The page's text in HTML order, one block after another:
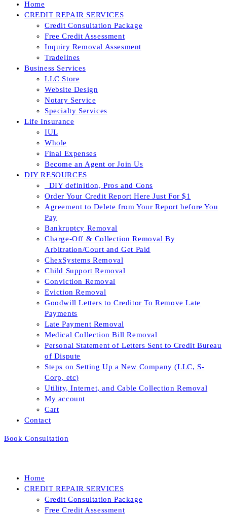
Home
CREDIT REPAIR SERVICES
Credit Consultation Package
Free Credit Assessment
Inquiry Removal Assesment
Tradelines
Business Services
LLC Store
Website Design
Notary Service
Specialty Services
Life Insurance
IUL
Whole
Final Expenses
Become an Agent or Join Us
DIY RESOURCES
_DIY definition, Pros and Cons
Order Your Credit Report Here Just For $1
Agreement to Delete from Your Report before You
Pay
Bankruptcy Removal
Charge-Off & Collection Removal By
Arbitration/Court and Get Paid
ChexSystems Removal
Child Support Removal
Conviction Removal
Eviction Removal
Goodwill Letters to Creditor To Remove Late
Payments
Late Payment Removal
Medical Collection Bill Removal
Personal Statement of Letters Sent to Credit Bureau
of Dispute
Steps on Setting Up a New Company (LLC, S-
Corp, etc)
Utility, Internet, and Cable Collection Removal
My account
Cart
Contact
Book Consultation
Home
CREDIT REPAIR SERVICES
Credit Consultation Package
Free Credit Assessment